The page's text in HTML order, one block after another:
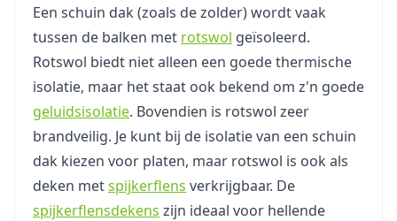
Een schuin dak (zoals de zolder) wordt vaak
tussen de balken met rotswol geïsoleerd.
Rotswol biedt niet alleen een goede thermische
isolatie, maar het staat ook bekend om z'n goede
geluidsisolatie. Bovendien is rotswol zeer
brandveilig. Je kunt bij de isolatie van een schuin
dak kiezen voor platen, maar rotswol is ook als
deken metspijkerflens verkrijgbaar. De
spijkerflensdekens zijn ideaal voor hellende